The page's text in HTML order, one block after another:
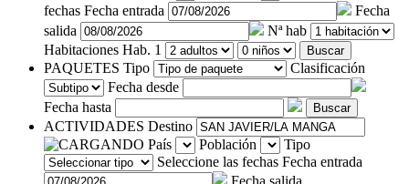
fechas Fecha entrada
Fecha
salida
Nª hab
Habitaciones Hab. 1 Buscar
PAQUETES Tipo
Clasificación
Fecha desde
Fecha hasta
Buscar
ACTIVIDADES Destino
País
Población
Tipo
Seleccione las fechas Fecha entrada
Fecha salida